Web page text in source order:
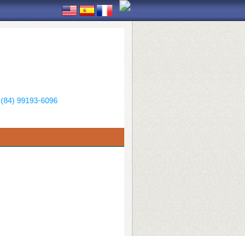
(84) 99193-6096